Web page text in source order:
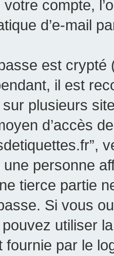
compte,
d’e-mail
est crypté
il est
plusieurs
d’accès
personne
tierce partie
Si vous
utiliser
fournie par le